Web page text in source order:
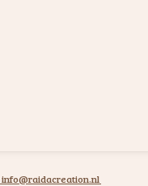
info@raidacreation.nl